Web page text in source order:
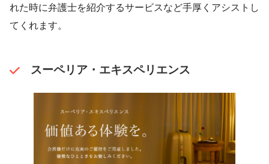
れた時に弁護士を紹介するサービスなど手厚くアシストし
てくれます。
スーペリア・エキスペリエンス